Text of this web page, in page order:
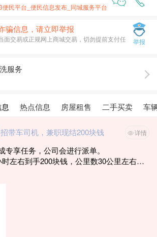
便民平台_便民信息发布_同城服务平台
骗信息，请立即举报
面交易或正规网上商城交易，切勿提前支付任
举报
服务
热点信息 房屋租售 二手买卖 车
招带车司机，兼职现结200块钱 详情
专享任务，公司会进行派单。
左右到手200块钱，公里数30公里左右，
微信同号）
河池车牌 · 桂M）
月-2026年）